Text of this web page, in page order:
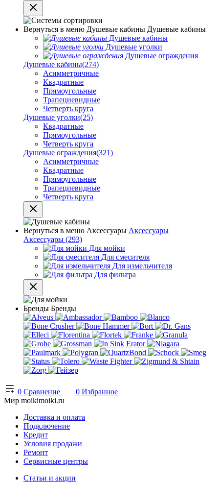
Вернуться в меню Душевые кабины Душевые кабины
Душевые кабины
Душевые уголки
Душевые ограждения
Душевые кабины(274)
Асимметричные
Квадратные
Прямоугольные
Трапециевидные
Четверть круга
Душевые уголки(25)
Квадратные
Прямоугольные
Четверть круга
Душевые ограждения(321)
Асимметричные
Квадратные
Прямоугольные
Трапециевидные
Четверть круга
Вернуться в меню Аксессуары Аксессуары
Аксессуары (293)
Для мойки
Для смесителя
Для измельчителя
Для фильтра
Бренды Бренды
0 Сравнение 0 Избранное
Мир moikimoiki.ru
Доставка и оплата
Подключение
Кредит
Условия продажи
Ремонт
Сервисные центры
Статьи и акции